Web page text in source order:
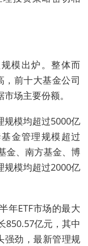
模出炉。整体而
，前十大基金公司
场主要份额。
规模均超过5000亿
金管理规模超过
金、南方基金、博
规模均超过2000亿
年ETF市场的最大
850.57亿元，其中
强劲，最新管理规